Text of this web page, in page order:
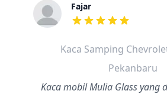
Fajar
dari ulasan adalah
Kaca Samping
Pekanbaru
Kaca mobil Mulia Glass yang